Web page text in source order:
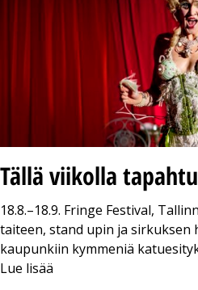
Tällä viikolla
18.8.–18.9. Fringe Festival,
taiteen, stand upin ja
kaupunkiin kymmeniä
Lue lisää